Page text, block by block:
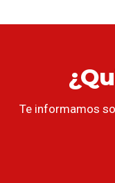
Te informamos